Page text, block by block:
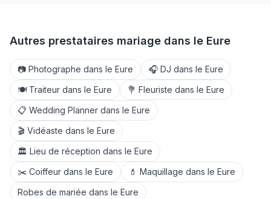
Autres prestataires mariage dans le Eure
📷 Photographe dans le Eure 🎧 DJ dans le Eure
🍽️ Traiteur dans le Eure 💐 Fleuriste dans le Eure
📋 Wedding Planner dans le Eure
🎬 Vidéaste dans le Eure
🏛️ Lieu de réception dans le Eure
✂️ Coiffeur dans le Eure 💄 Maquillage dans le Eure
Robes de mariée dans le Eure